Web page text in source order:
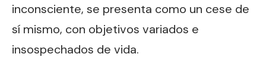
inconsciente, se presenta como un cese de
sí mismo, con objetivos variados e
insospechados de vida.